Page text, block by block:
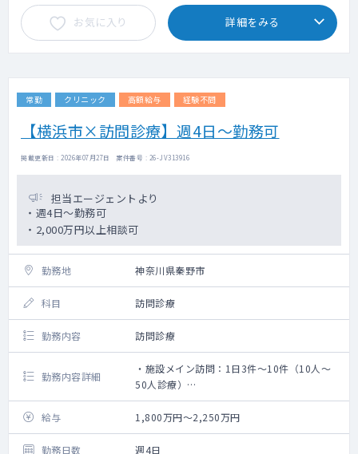
お気に入り 詳細をみる
常勤 クリニック 高額給与 経験不問
【横浜市×訪問診療】週4日～勤務可
掲載更新日 : 2026年07月27日 案件番号 : 26-JV313916
担当エージェントより
・週4日～勤務可
・2,000万円以上相談可
勤務地 神奈川県秦野市
科目 訪問診療
勤務内容 訪問診療
勤務内容詳細
・施設メイン訪問：1日3件〜10件（10人〜
50人診療）
・患者層：高齢者の慢性疾患、終末期、※一
部障がい者
・体制：ドクター、看護師兼ドライバーの2名
体制
給与 1,800万円～2,250万円
勤務日数 週4日